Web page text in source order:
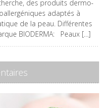
des produits dermo-
adaptés à
de la peau. Différentes
BIODERMA: Peaux […]